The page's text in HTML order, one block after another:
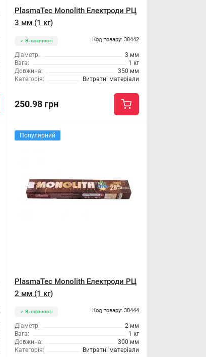
PlasmaTec Monolith Електроди РЦ
3 мм (1 кг)
В наявності Код товару: 38442
Діаметр:
3 мм
Вага:
1 кг
Довжина:
350 мм
Категорія:
Витратні матеріали
250.98 грн
Популярний
PlasmaTec Monolith Електроди РЦ
2 мм (1 кг)
В наявності Код товару: 38444
Діаметр:
2 мм
Вага:
1 кг
Довжина:
300 мм
Категорія:
Витратні матеріали